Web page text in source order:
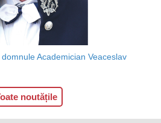
Academician Veaceslav
noutățile